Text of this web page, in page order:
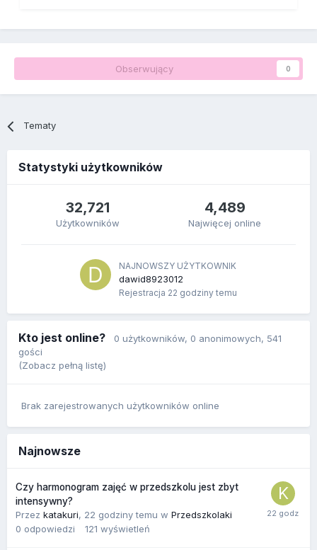
Obserwujący 0
Tematy
Statystyki użytkowników
32,721
Użytkowników
4,489
Najwięcej online
NAJNOWSZY UŻYTKOWNIK
dawid8923012
Rejestracja 22 godziny temu
Kto jest online? 0 użytkowników, 0 anonimowych, 541
gości
(Zobacz pełną listę)
Brak zarejestrowanych użytkowników online
Najnowsze
Czy harmonogram zajęć w przedszkolu jest zbyt
intensywny?
Przez katakuri, 22 godziny temu w Przedszkolaki
0 odpowiedzi 121 wyświetleń